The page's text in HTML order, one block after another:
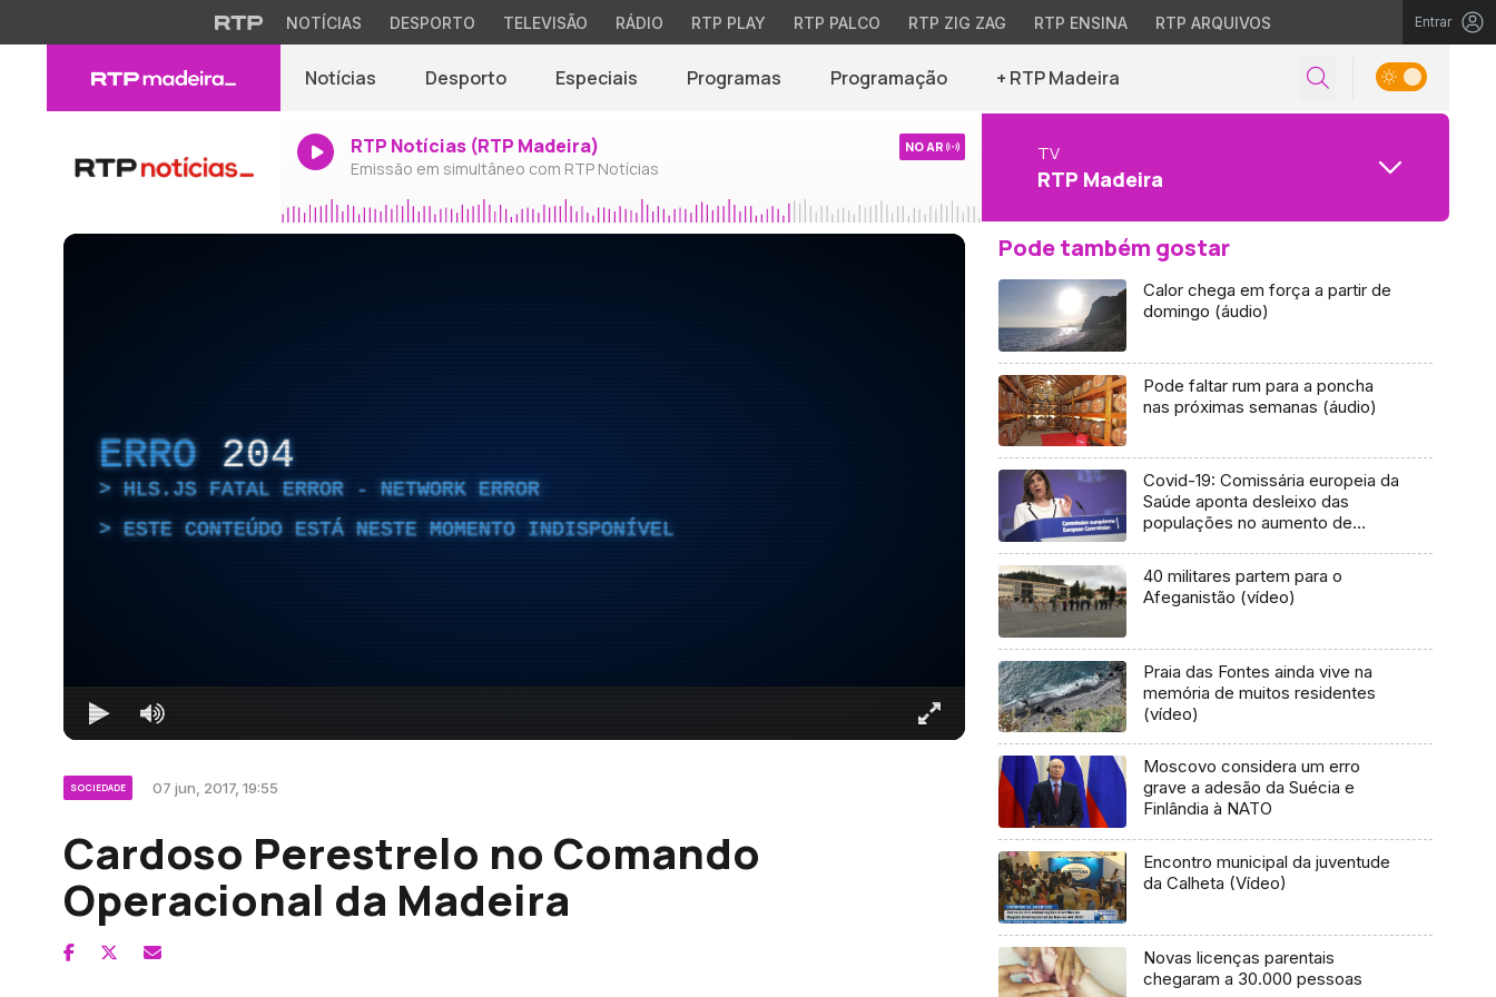
NOTÍCIAS DESPORTO TELEVISÃO RÁDIO RTP PLAY RTP PALCO RTP ZIG ZAG RTP ENSINA RTP ARQUIVOS Entrar
Notícias Desporto Especiais Programas Programação + RTP Madeira
RTP Notícias (RTP Madeira)
Emissão em simultâneo com RTP Notícias
NO AR TV
RTP Madeira
ERRO 204
HLS.JS FATAL ERROR - NETWORK ERROR
ESTE CONTEÚDO ESTÁ NESTE MOMENTO INDISPONÍVEL
SOCIEDADE 07 jun, 2017, 19:55
Cardoso Perestrelo no Comando
Operacional da Madeira
Pode também gostar
Calor chega em força a partir de
domingo (áudio)
Pode faltar rum para a poncha
nas próximas semanas (áudio)
Covid-19: Comissária europeia da
Saúde aponta desleixo das
populações no aumento de
40 militares partem para o
Afeganistão (vídeo)
Praia das Fontes ainda vive na
memória de muitos residentes
(vídeo)
Moscovo considera um erro
grave a adesão da Suécia e
Finlândia à NATO
Encontro municipal da juventude
da Calheta (Vídeo)
Novas licenças parentais
chegaram a 30.000 pessoas